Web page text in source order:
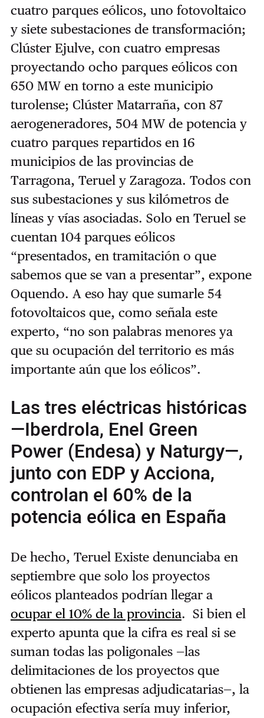
cuatro parques eólicos, uno fotovoltaico
y siete subestaciones de transformación;
Clúster Ejulve, con cuatro empresas
proyectando ocho parques eólicos con
650 MW en torno a este municipio
turolense; Clúster Matarraña, con 87
aerogeneradores, 504 MW de potencia y
cuatro parques repartidos en 16
municipios de las provincias de
Tarragona, Teruel y Zaragoza. Todos con
sus subestaciones y sus kilómetros de
líneas y vías asociadas. Solo en Teruel se
cuentan 104 parques eólicos
“presentados, en tramitación o que
sabemos que se van a presentar”, expone
Oquendo. A eso hay que sumarle 54
fotovoltaicos que, como señala este
experto, “no son palabras menores ya
que su ocupación del territorio es más
importante aún que los eólicos”.
Las tres eléctricas históricas
—Iberdrola, Enel Green
Power (Endesa) y Naturgy—,
junto con EDP y Acciona,
controlan el 60% de la
potencia eólica en España
De hecho, Teruel Existe denunciaba en
septiembre que solo los proyectos
eólicos planteados podrían llegar a
ocupar el 10% de la provincia. Si bien el
experto apunta que la cifra es real si se
suman todas las poligonales —las
delimitaciones de los proyectos que
obtienen las empresas adjudicatarias—, la
ocupación efectiva sería muy inferior,